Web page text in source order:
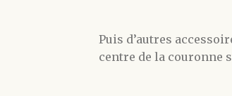
Puis d’autres
centre de la couronne